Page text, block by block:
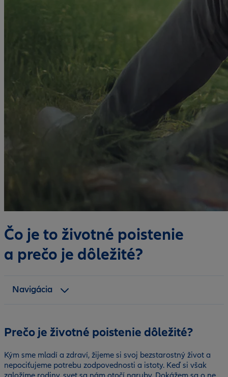
Čo je to životné poistenie
a prečo je dôležité?
NavigáciaČasté otázky
Prečo je životné poistenie dôležité?
Kým sme mladí a zdraví, žijeme si svoj bezstarostný život a
nepociťujeme potrebu zodpovednosti a istoty. Keď si však